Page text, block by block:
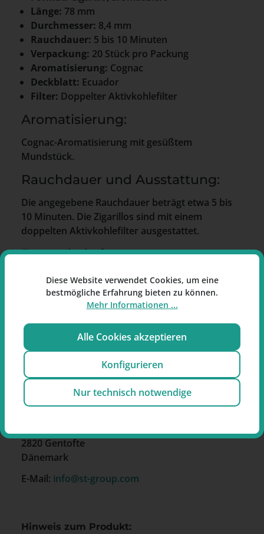
Länge: 78 mm
Durchmesser: 8,4 mm
Rauchdauer: 5 bis 10 Minuten
Verpackung: 20 Stück pro Packung
Aromatisierung: Cognac
Deckblatt: Ecuador
Filter: Doppelter Aktivkohlefilter
Aromatisierung:
Cognac-Aromatisierung mit gesüßtem
Mundstück.
Rauchdauer und Ausstattung:
Die angegebene Rauchdauer beträgt etwa 5 bis
10 Minuten. Die Zigarillos sind mit einem
doppelten Aktivkohlefilter ausgestattet.
Besonderheiten:
Metalldose
Gesüßtes Mundstück
Deckblatt aus Ecuador
Hersteller
2820 Gentofte
Dänemark
E-Mail: info@st-group.com
Hinweis zum Produkt:
Diese Website verwendet Cookies, um eine
bestmögliche Erfahrung bieten zu können.
Mehr Informationen ...
Alle Cookies akzeptieren
Konfigurieren
Nur technisch notwendige